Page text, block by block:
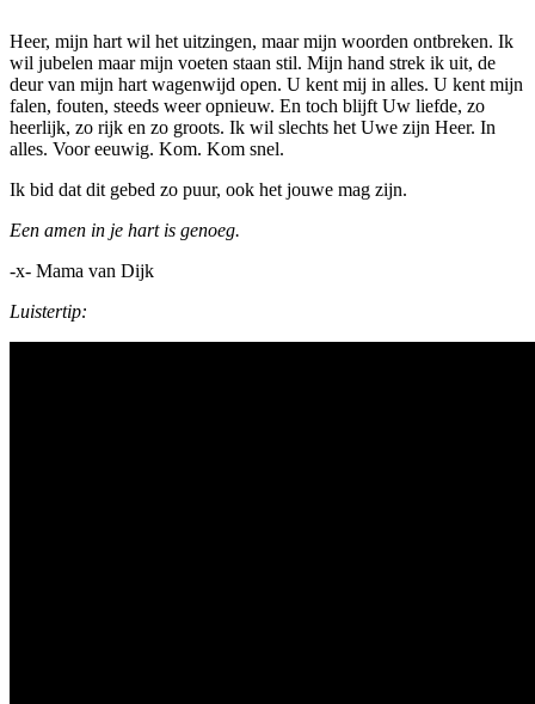
Heer, mijn hart wil het uitzingen, maar mijn woorden ontbreken. Ik
wil jubelen maar mijn voeten staan stil. Mijn hand strek ik uit, de
deur van mijn hart wagenwijd open. U kent mij in alles. U kent mijn
falen, fouten, steeds weer opnieuw. En toch blijft Uw liefde, zo
heerlijk, zo rijk en zo groots. Ik wil slechts het Uwe zijn Heer. In
alles. Voor eeuwig. Kom. Kom snel.
Ik bid dat dit gebed zo puur, ook het jouwe mag zijn.
Een amen in je hart is genoeg.
-x- Mama van Dijk
Luistertip: